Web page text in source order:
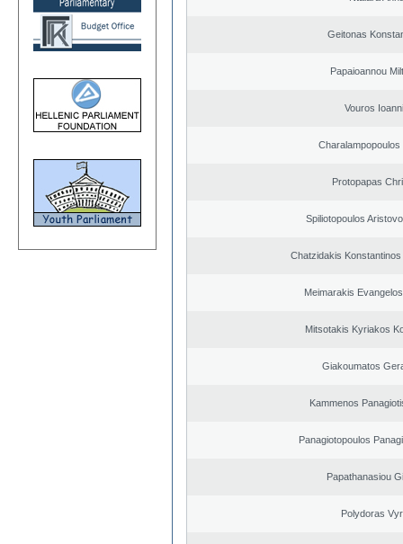
Geitonas
Papaioannou
Vouros
Charalampopoulos
Protopapas
Spiliotopoulos
Chatzidakis
Meimarakis
Mitsotakis Kyriakos
Giakoumatos
Kammenos
Panagiotopoulos
Papathanasiou
Polydoras